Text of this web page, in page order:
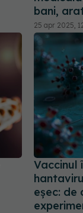
bani,
25 apr 2025,
Vaccinul
eșec: de